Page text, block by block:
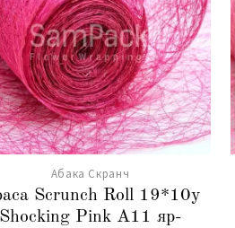
Абака Скранч
Scrunch Roll 19*10y
Shocking Pink A11 яр-